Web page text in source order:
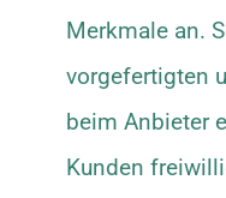
Merkmale an.
vorgefertigten
beim Anbieter
Kunden